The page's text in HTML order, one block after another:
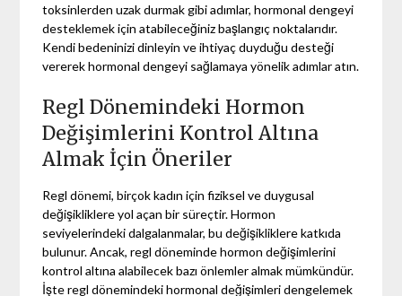
toksinlerden uzak durmak gibi adımlar, hormonal dengeyi
desteklemek için atabileceğiniz başlangıç noktalarıdır.
Kendi bedeninizi dinleyin ve ihtiyaç duyduğu desteği
vererek hormonal dengeyi sağlamaya yönelik adımlar atın.
Regl Dönemindeki Hormon
Değişimlerini Kontrol Altına
Almak İçin Öneriler
Regl dönemi, birçok kadın için fiziksel ve duygusal
değişikliklere yol açan bir süreçtir. Hormon
seviyelerindeki dalgalanmalar, bu değişikliklere katkıda
bulunur. Ancak, regl döneminde hormon değişimlerini
kontrol altına alabilecek bazı önlemler almak mümkündür.
İşte regl dönemindeki hormonal değişimleri dengelemek